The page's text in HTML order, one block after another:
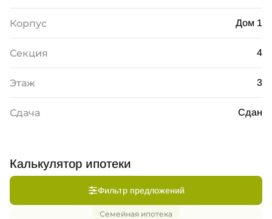
Корпус Дом 1
Секция 4
Этаж 3
Сдача Сдан
Калькулятор ипотеки
Фильтр предложений
Семейная ипотека